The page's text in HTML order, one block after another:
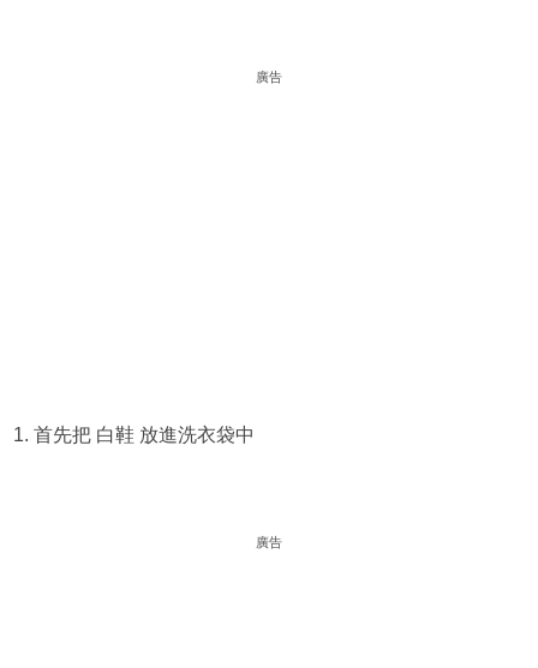
廣告
1. 首先把 白鞋 放進洗衣袋中
廣告